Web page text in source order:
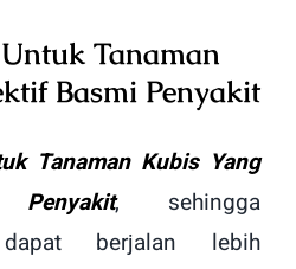
Tanaman
Basmi Penyakit
Tanaman Kubis Yang
, sehingga
dapat berjalan lebih